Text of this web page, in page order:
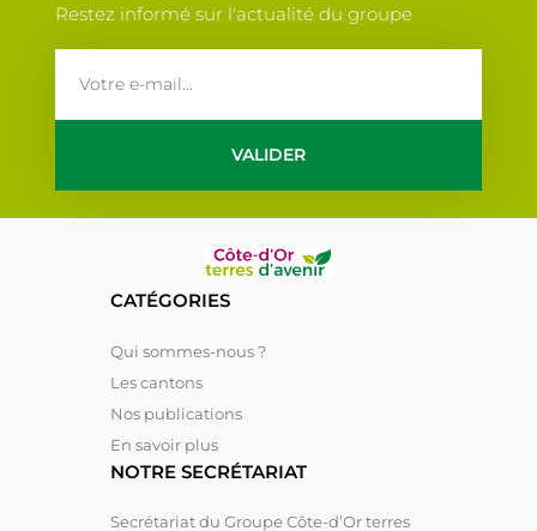
Restez informé sur l'actualité du groupe
VALIDER
CATÉGORIES
Qui sommes-nous ?
Les cantons
Nos publications
En savoir plus
NOTRE SECRÉTARIAT
Secrétariat du Groupe Côte-d’Or terres